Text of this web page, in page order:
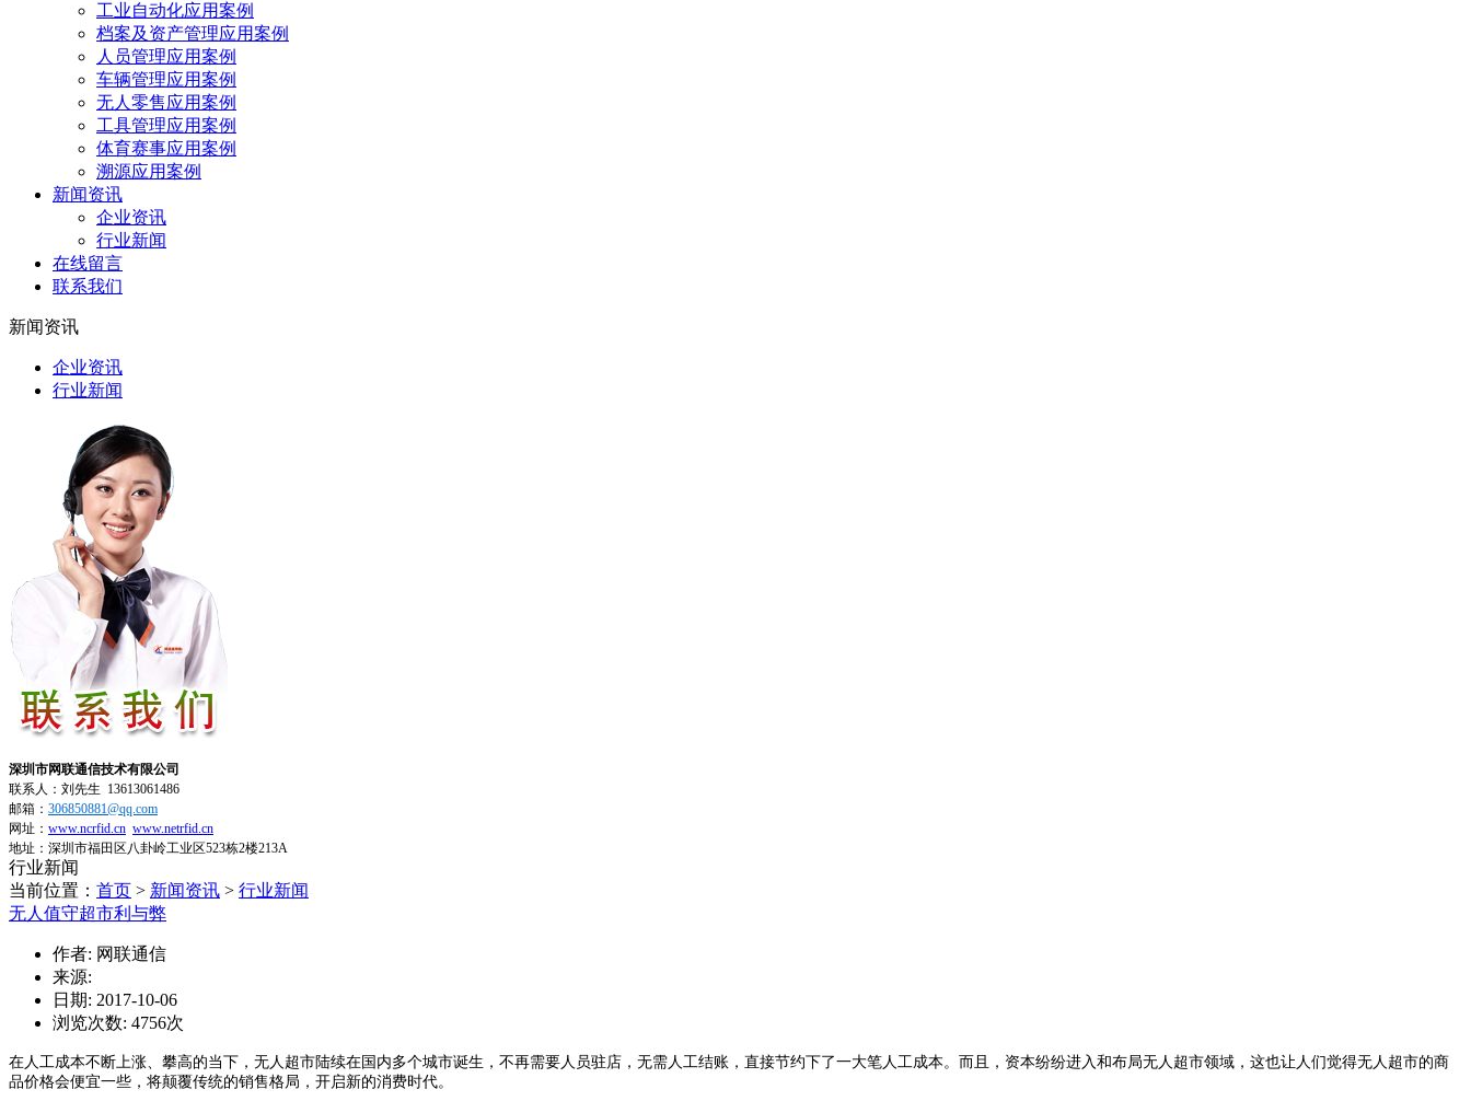
工业自动化应用案例
档案及资产管理应用案例
人员管理应用案例
车辆管理应用案例
无人零售应用案例
工具管理应用案例
体育赛事应用案例
溯源应用案例
新闻资讯
企业资讯
行业新闻
在线留言
联系我们
新闻资讯
企业资讯
行业新闻
深圳市网联通信技术有限公司
联系人：刘先生 13613061486
邮箱： 306850881​@qq.com
网址： www.ncrfid.cn www.netrfid.cn
地址：深圳市福田区八卦岭工业区523栋2楼213A
行业新闻
当前位置： 首页 > 新闻资讯 > 行业新闻
无人值守超市利与弊
作者: 网联通信
来源:
日期: 2017-10-06
浏览次数: 4756次
在人工成本不断上涨、攀高的当下，无人超市陆续在国内多个城市诞生，不再需要人员驻店，无需人工结账，直接节约下了一大笔人工成本。而且，资本纷纷进入和布局无人超市领域，这也让人们觉得无人超市的商
品价格会便宜一些，将颠覆传统的销售格局，开启新的消费时代。